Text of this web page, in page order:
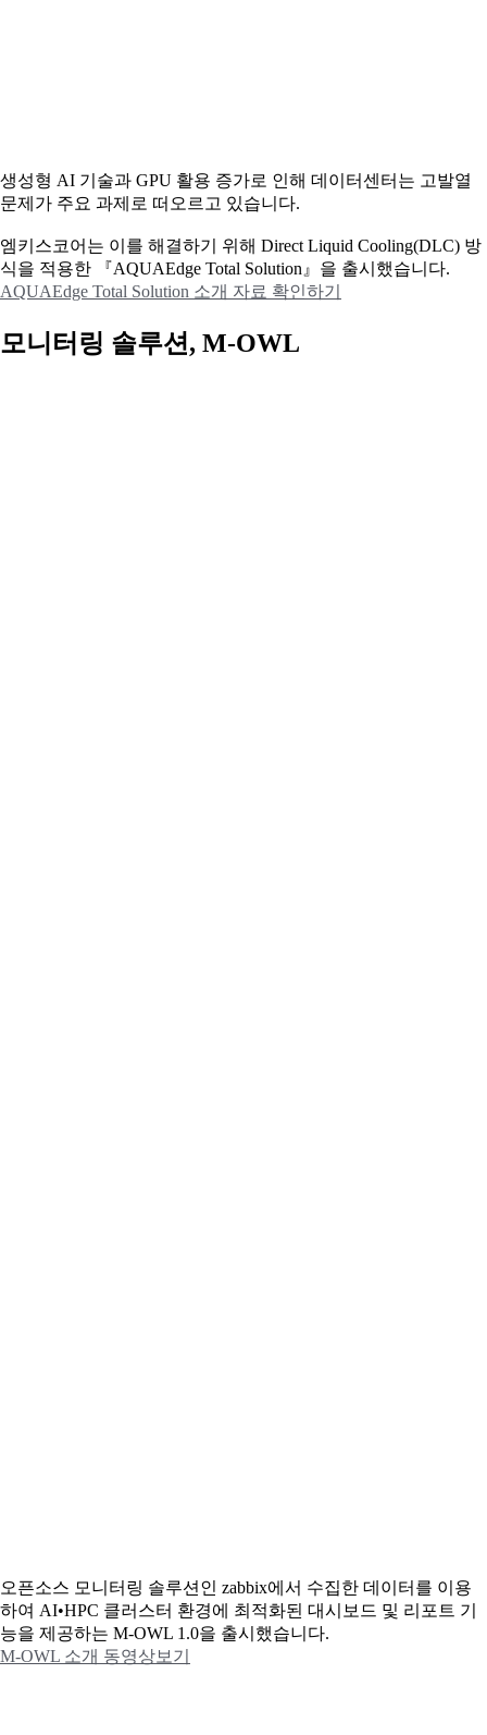
생성형 AI 기술과 GPU 활용 증가로 인해 데이터센터는 고발열
문제가 주요 과제로 떠오르고 있습니다.
엠키스코어는 이를 해결하기 위해 Direct Liquid Cooling(DLC) 방
식을 적용한 『AQUAEdge Total Solution』을 출시했습니다.
AQUAEdge Total Solution 소개 자료 확인하기
모니터링 솔루션, M-OWL
오픈소스 모니터링 솔루션인 zabbix에서 수집한 데이터를 이용
하여 AI•HPC 클러스터 환경에 최적화된 대시보드 및 리포트 기
능을 제공하는 M-OWL 1.0을 출시했습니다.
M-OWL 소개 동영상보기